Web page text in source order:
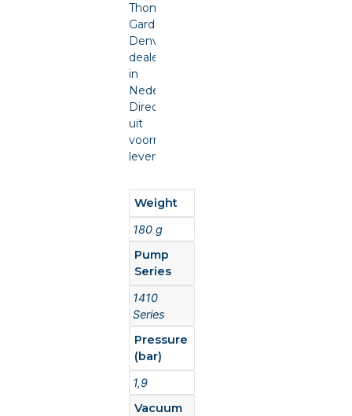
Thomas
Gardner
Denver
dealer
in
Nederland.
Direct
uit
voorraad
leverbaar.
Weight
180 g
Pump
Series
1410
Series
Pressure
(bar)
1,9
Vacuum